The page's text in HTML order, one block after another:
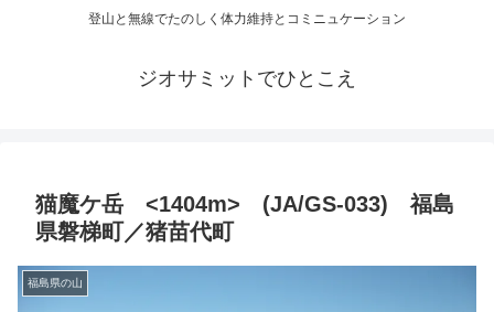
登山と無線でたのしく体力維持とコミニュケーション
ジオサミットでひとこえ
猫魔ケ岳 <1404m> (JA/GS-033) 福島
県磐梯町／猪苗代町
福島県の山